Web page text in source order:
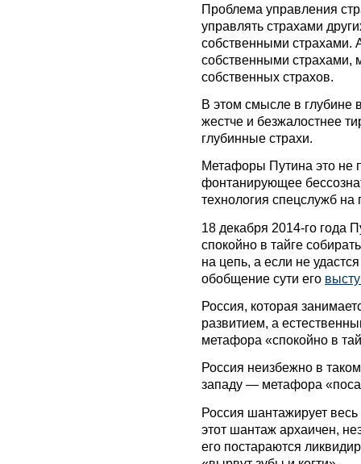
Проблема управления
управлять страхами
собственными страхами.
собственными страхами,
собственных страхов.
В этом смысле в глубине
жестче и безжалостнее
глубинные страхи.
Метафоры Путина это не
фонтанирующее
технология спецслужб на
18 декабря 2014-го года
спокойно в тайге
на цепь, а если не
обобщение сути его
Россия, которая
развитием, а
метафора «спокойно в
Россия неизбежно в
западу — метафора
Россия шантажирует
этот шантаж архаичен,
его постараются